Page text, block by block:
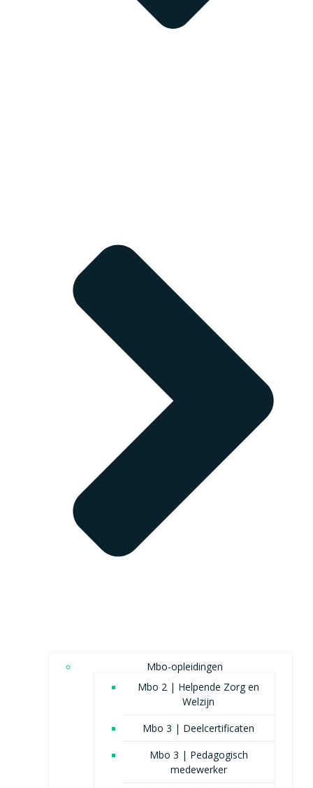
Mbo-opleidingen
Mbo 2 | Helpende Zorg en
Welzijn
Mbo 3 | Deelcertificaten
Mbo 3 | Pedagogisch
medewerker